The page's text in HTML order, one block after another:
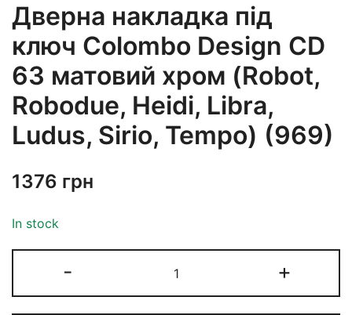
Дверна накладка під
ключ Colombo Design CD
63 матовий хром (Robot,
Robodue, Heidi, Libra,
Ludus, Sirio, Tempo) (969)
1376 грн
In stock
- +